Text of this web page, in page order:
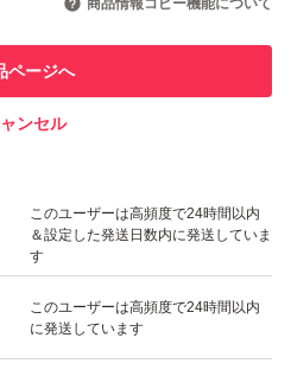
での取引実績があります
このユーザーは高頻度で24時間以内
＆設定した発送日数内に発送していま
す
このユーザーは高頻度で24時間以内
に発送しています
商品情報コピー機能について
ページへ
ンセル
いいね！
15,000